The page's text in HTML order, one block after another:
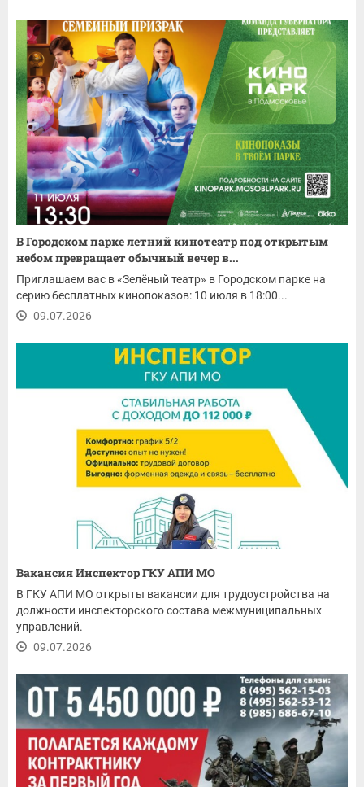
В Городском парке летний кинотеатр под открытым
небом превращает обычный вечер в...
Приглашаем вас в «Зелёный театр» в Городском парке на
серию бесплатных кинопоказов: 10 июля в 18:00...
09.07.2026
Вакансия Инспектор ГКУ АПИ МО
В ГКУ АПИ МО открыты вакансии для трудоустройства на
должности инспекторского состава межмуниципальных
управлений.
09.07.2026